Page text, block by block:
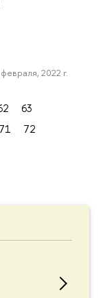
2022 г.
63
71
72